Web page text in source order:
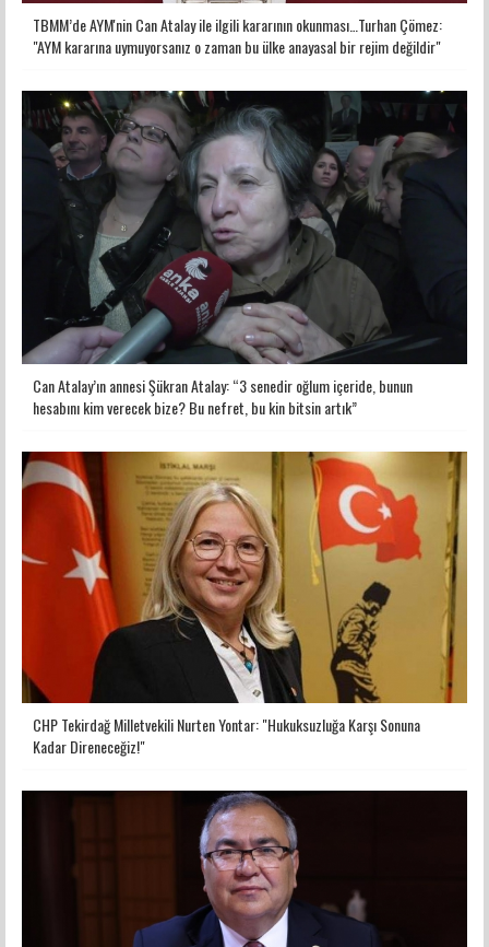
TBMM’de AYM'nin Can Atalay ile ilgili kararının okunması…Turhan Çömez:
"AYM kararına uymuyorsanız o zaman bu ülke anayasal bir rejim değildir"
Can Atalay’ın annesi Şükran Atalay: “3 senedir oğlum içeride, bunun
hesabını kim verecek bize? Bu nefret, bu kin bitsin artık”
CHP Tekirdağ Milletvekili Nurten Yontar: "Hukuksuzluğa Karşı Sonuna
Kadar Direneceğiz!"